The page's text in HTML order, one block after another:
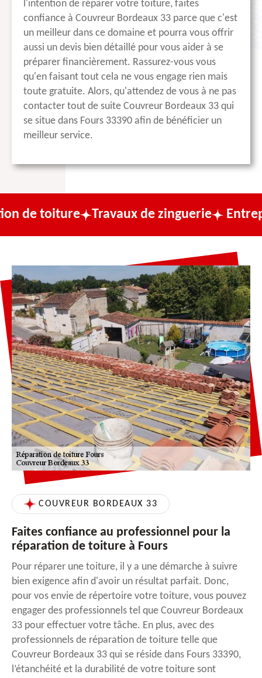
l'intention de réparer votre toiture, faites
confiance à Couvreur Bordeaux 33 parce que c'est
un meilleur dans ce domaine et pourra vous offrir
aussi un devis bien détaillé pour vous aider à se
préparer financièrement. Rassurez-vous vous
qu'en faisant tout cela ne vous engage rien mais
toute gratuite. Alors, qu'attendez de vous à ne pas
contacter tout de suite Couvreur Bordeaux 33 qui
se situe dans Fours 33390 afin de bénéficier un
meilleur service.
Travaux de zinguerie Entreprise de
COUVREUR BORDEAUX 33
Faites confiance au professionnel pour la
réparation de toiture à Fours
Pour réparer une toiture, il y a une démarche à suivre
bien exigence afin d'avoir un résultat parfait. Donc,
pour vos envie de répertoire votre toiture, vous pouvez
engager des professionnels tel que Couvreur Bordeaux
33 pour effectuer votre tâche. En plus, avec des
professionnels de réparation de toiture telle que
Couvreur Bordeaux 33 qui se réside dans Fours 33390,
l’étanchéité et la durabilité de votre toiture sont